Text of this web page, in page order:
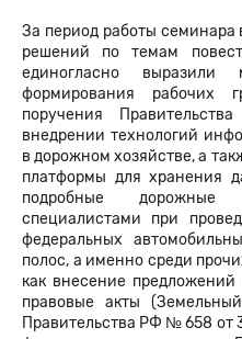
За период работы семинара
решений по темам
единогласно выразили
формирования рабочих
поручения
внедрении технологий
в дорожном хозяйстве, а
платформы для хранения
подробные дорожные
специалистами при
федеральных
полос, а именно среди
как внесение
правовые акты
Правительства РФ № 658 от